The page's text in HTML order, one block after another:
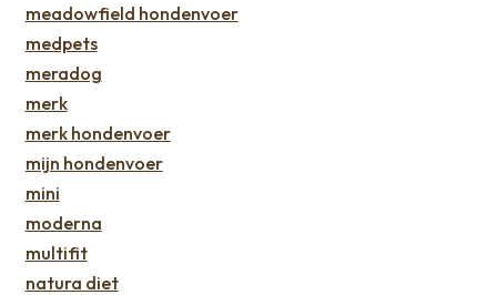
meadowfield hondenvoer
medpets
meradog
merk
merk hondenvoer
mijn hondenvoer
mini
moderna
multifit
natura diet